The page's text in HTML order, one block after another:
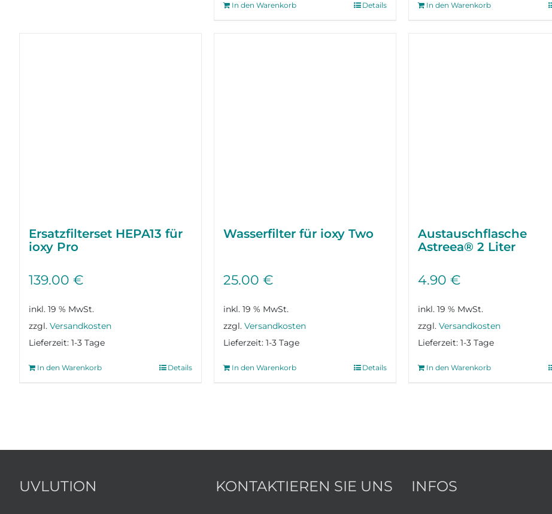
In den Warenkorb Details In den Warenkorb
Ersatzfilterset HEPA13 für
ioxy Pro
139.00 €
inkl. 19 % MwSt.
zzgl. Versandkosten
Lieferzeit: 1-3 Tage
In den Warenkorb Details
Wasserfilter für ioxy Two
25.00 €
inkl. 19 % MwSt.
zzgl. Versandkosten
Lieferzeit: 1-3 Tage
In den Warenkorb Details
Austausch­flasche
Astreea® 2 Liter
4.90 €
inkl. 19 % MwSt.
zzgl. Versandkosten
Lieferzeit: 1-3 Tage
In den Warenkorb
UVLUTION KONTAKTIEREN SIE UNS INFOS